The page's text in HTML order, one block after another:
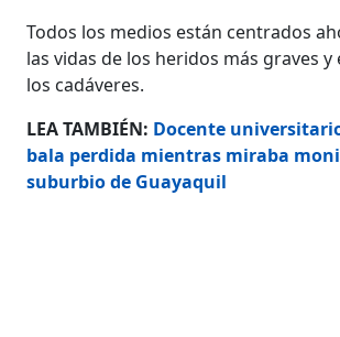
Todos los medios están centrados
las vidas de los heridos más graves
los cadáveres.
LEA TAMBIÉN: Docente
bala perdida mientras miraba
suburbio de Guayaquil